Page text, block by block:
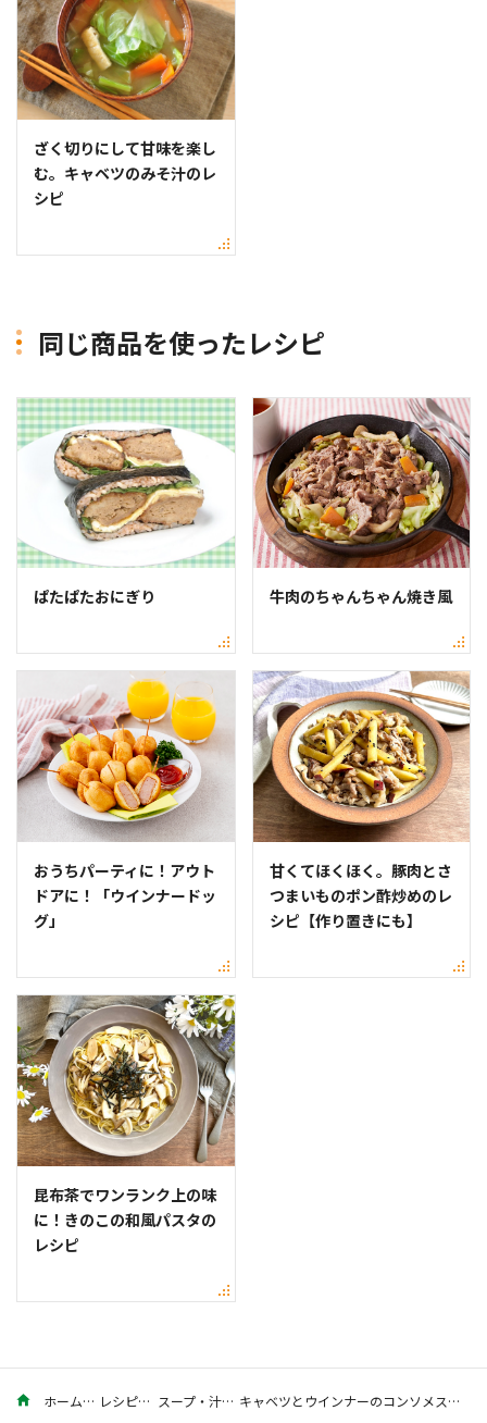
ざく切りにして甘味を楽し
む。キャベツのみそ汁のレ
シピ
同じ商品を使ったレシピ
ぱたぱたおにぎり 牛肉のちゃんちゃん焼き風
おうちパーティに！アウト
ドアに！「ウインナードッ
グ」
甘くてほくほく。豚肉とさ
つまいものポン酢炒めのレ
シピ【作り置きにも】
昆布茶でワンランク上の味
に！きのこの和風パスタの
レシピ
ホーム レシピ スープ・汁 キャベツとウインナーのコンソメスープのレシピ。ひと工夫でおいしさ倍増！